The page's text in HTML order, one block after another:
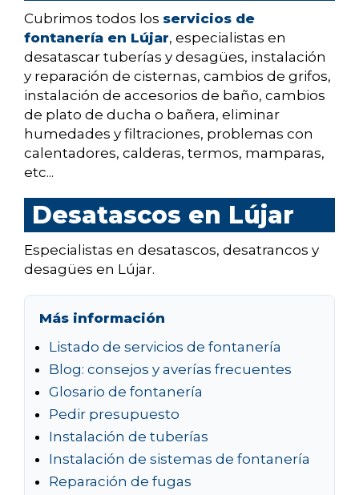
Cubrimos todos los servicios de
fontanería en Lújar, especialistas en
desatascar tuberías y desagües, instalación
y reparación de cisternas, cambios de grifos,
instalación de accesorios de baño, cambios
de plato de ducha o bañera, eliminar
humedades y filtraciones, problemas con
calentadores, calderas, termos, mamparas,
etc...
Desatascos en Lújar
Especialistas en desatascos, desatrancos y
desagües en Lújar.
Más información
Listado de servicios de fontanería
Blog: consejos y averías frecuentes
Glosario de fontanería
Pedir presupuesto
Instalación de tuberías
Instalación de sistemas de fontanería
Reparación de fugas